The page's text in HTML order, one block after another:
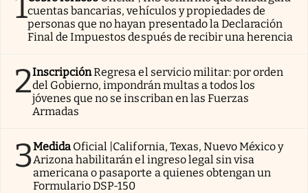
cuentas bancarias, vehículos y propiedades de
personas que no hayan presentado la Declaración
Final de Impuestos después de recibir una herencia
2InscripciónRegresa el servicio militar: por orden
del Gobierno, impondrán multas a todos los
jóvenes que no se inscriban en las Fuerzas
Armadas
3Medida Oficial |California, Texas, Nuevo México y
Arizona habilitarán el ingreso legal sin visa
americana o pasaporte a quienes obtengan un
Formulario DSP-150